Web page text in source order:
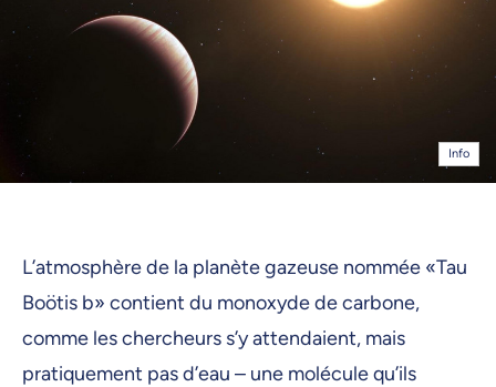
Info
L’atmosphère de la planète gazeuse nommée «Tau
Boötis b» contient du monoxyde de carbone,
comme les chercheurs s’y attendaient, mais
pratiquement pas d’eau – une molécule qu’ils